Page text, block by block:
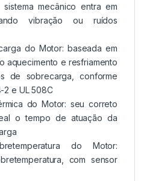
mecânico entra em
vibração ou ruídos
do Motor: baseada em
aquecimento e resfriamento
de sobrecarga, conforme
2 e UL 508C
do Motor: seu correto
o tempo de atuação da
do Motor:
com sensor